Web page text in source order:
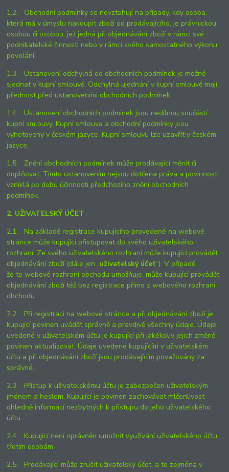
1.2. Obchodní podmínky se nevztahují na případy, kdy osoba,
která má v úmyslu nakoupit zboží od prodávajícího, je právnickou
osobou či osobou, jež jedná při objednávání zboží v rámci své
podnikatelské činnosti nebo v rámci svého samostatného výkonu
povolání.
1.3. Ustanovení odchylná od obchodních podmínek je možné
sjednat v kupní smlouvě. Odchylná ujednání v kupní smlouvě mají
přednost před ustanoveními obchodních podmínek.
1.4. Ustanovení obchodních podmínek jsou nedílnou součástí
kupní smlouvy. Kupní smlouva a obchodní podmínky jsou
vyhotoveny v českém jazyce. Kupní smlouvu lze uzavřít v českém
jazyce.
1.5. Znění obchodních podmínek může prodávající měnit či
doplňovat. Tímto ustanovením nejsou dotčena práva a povinnosti
vzniklá po dobu účinnosti předchozího znění obchodních
podmínek.
2. UŽIVATELSKÝ ÚČET
2.1. Na základě registrace kupujícího provedené na webové
stránce může kupující přistupovat do svého uživatelského
rozhraní. Ze svého uživatelského rozhraní může kupující provádět
objednávání zboží (dále jen „uživatelský účet“). V případě,
že to webové rozhraní obchodu umožňuje, může kupující provádět
objednávání zboží též bez registrace přímo z webového rozhraní
obchodu.
2.2. Při registraci na webové stránce a při objednávání zboží je
kupující povinen uvádět správně a pravdivě všechny údaje. Údaje
uvedené v uživatelském účtu je kupující při jakékoliv jejich změně
povinen aktualizovat. Údaje uvedené kupujícím v uživatelském
účtu a při objednávání zboží jsou prodávajícím považovány za
správné.
2.3. Přístup k uživatelskému účtu je zabezpečen uživatelským
jménem a heslem. Kupující je povinen zachovávat mlčenlivost
ohledně informací nezbytných k přístupu do jeho uživatelského
účtu.
2.4. Kupující není oprávněn umožnit využívání uživatelského účtu
třetím osobám.
2.5. Prodávající může zrušit uživatelský účet, a to zejména v